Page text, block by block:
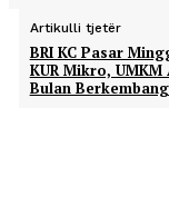
Artikulli tjetër
BRI KC Pasar
KUR Mikro,
Bulan